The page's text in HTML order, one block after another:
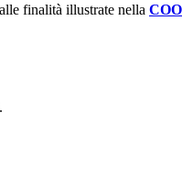
finalità illustrate nella